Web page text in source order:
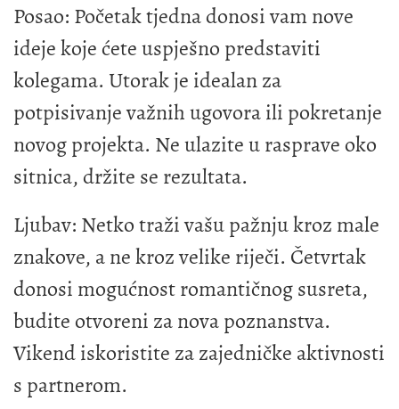
Posao: Početak tjedna donosi vam nove
ideje koje ćete uspješno predstaviti
kolegama. Utorak je idealan za
potpisivanje važnih ugovora ili pokretanje
novog projekta. Ne ulazite u rasprave oko
sitnica, držite se rezultata.
Ljubav: Netko traži vašu pažnju kroz male
znakove, a ne kroz velike riječi. Četvrtak
donosi mogućnost romantičnog susreta,
budite otvoreni za nova poznanstva.
Vikend iskoristite za zajedničke aktivnosti
s partnerom.